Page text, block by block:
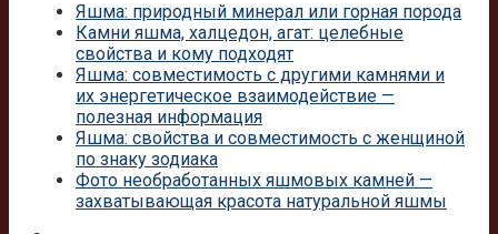
Яшма: природный минерал или горная порода
Камни яшма, халцедон, агат: целебные
свойства и кому подходят
Яшма: совместимость с другими камнями и
их энергетическое взаимодействие —
полезная информация
Яшма: свойства и совместимость с женщиной
по знаку зодиака
Фото необработанных яшмовых камней —
захватывающая красота натуральной яшмы